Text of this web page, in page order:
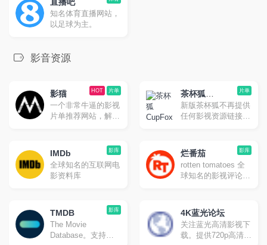
知名体育直播网站，
以足球为主。
影音资源
片单
HOT
影猫
一个非常牛逼的影视
片单推荐网站，解决
片单
茶杯狐
CupFox
新版茶杯狐不再提供
任何影视资源链接，
影库
IMDb
全球知名的互联网电
影资料库
影库
烂番茄
rotten tomatoes 全
球知名的影视评论网
茄新鲜度」，新鲜度
越高代表影片的评分
和影评越高，质量也
就越高。
影库
TMDB
The Movie
Database。支持中
4K蓝光论坛
关注蓝光高清影视下
载。提供720p高清、